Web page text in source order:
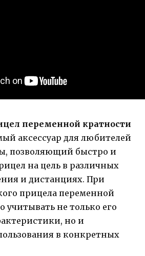
переменной кратности
аксессуар для любителей
позволяющий быстро и
на цель в различных
и дистанциях. При
прицела переменной
учитывать не только его
но и
в конкретных